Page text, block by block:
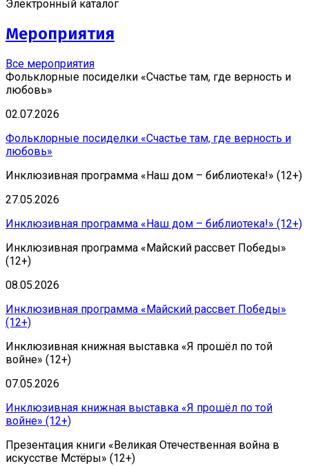
Электронный каталог
Мероприятия
Все мероприятия
Фольклорные посиделки «Счастье там, где верность и
любовь»
02.07.2026
Фольклорные посиделки «Счастье там, где верность и
любовь»
Инклюзивная программа «Наш дом – библиотека!» (12+)
27.05.2026
Инклюзивная программа «Наш дом – библиотека!» (12+)
Инклюзивная программа «Майский рассвет Победы»
(12+)
08.05.2026
Инклюзивная программа «Майский рассвет Победы»
(12+)
Инклюзивная книжная выставка «Я прошёл по той
войне» (12+)
07.05.2026
Инклюзивная книжная выставка «Я прошёл по той
войне» (12+)
Презентация книги «Великая Отечественная война в
искусстве Мстёры» (12+)